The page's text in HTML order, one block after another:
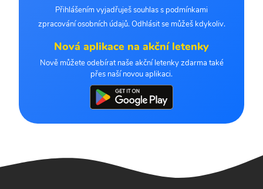
Přihlášením vyjadřuješ souhlas s podmínkami
zpracování osobních údajů. Odhlásit se můžeš kdykoliv.
Nová aplikace na akční letenky
Nově můžete odebírat naše akční letenky zdarma také
přes naší novou aplikaci.